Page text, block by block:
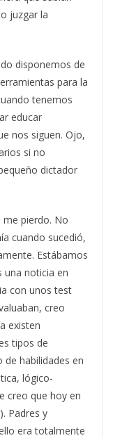
juzgar la
disponemos de
para la
tenemos
educar
nos siguen. Ojo,
si no
dictador
me pierdo. No
cuando sucedió,
Estábamos
una noticia en
con unos test
creo
existen
tipos de
de habilidades en
lógico-
creo que hoy en
Padres y
era totalmente